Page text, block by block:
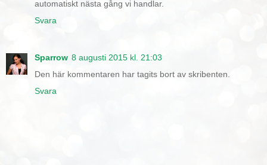
automatiskt nästa gång vi handlar.
Svara
Sparrow 8 augusti 2015 kl. 21:03
Den här kommentaren har tagits bort av skribenten.
Svara